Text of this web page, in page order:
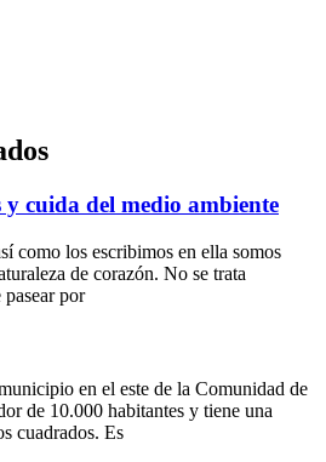
y cuida del medio ambiente
como los escribimos en ella somos
de corazón. No se trata
pasear por
en el este de la Comunidad de
de 10.000 habitantes y tiene una
cuadrados. Es